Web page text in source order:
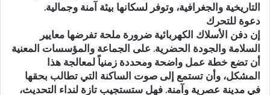
التاريخية والجغرافية، وتوفر لسكانها بيئة آمنة وجمالية.
دعوة للتحرك
إن دفن الأسلاك الكهربائية ضرورة ملحة تفرضها معايير
السلامة والجودة الحضرية. على الجماعة والمؤسسات المعنية
أن تضع خطة عمل واضحة ومحددة زمنياً لمعالجة هذا
المشكل، وأن تستمع إلى صوت الساكنة التي تطالب بحقها
في مدينة عصرية وآمنة. فهل ستستجيب تازة لنداء التحديث،